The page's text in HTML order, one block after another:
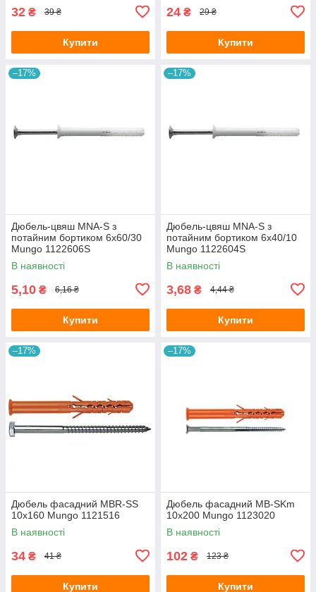
32 ₴ 39 ₴
Купити
24 ₴ 29 ₴
Купити
–17%
Дюбель-цвяш MNA-S з
потайним бортиком 6x60/30
Mungo 1122606S
В наявності
5,10 ₴ 6,16 ₴
Купити
–17%
Дюбель-цвяш MNA-S з
потайним бортиком 6x40/10
Mungo 1122604S
В наявності
3,68 ₴ 4,44 ₴
Купити
–17%
Дюбель фасадний MBR-SS
10х160 Mungo 1121516
В наявності
34 ₴ 41 ₴
Купити
–17%
Дюбель фасадний MB-SKm
10х200 Mungo 1123020
В наявності
102 ₴ 123 ₴
Купити